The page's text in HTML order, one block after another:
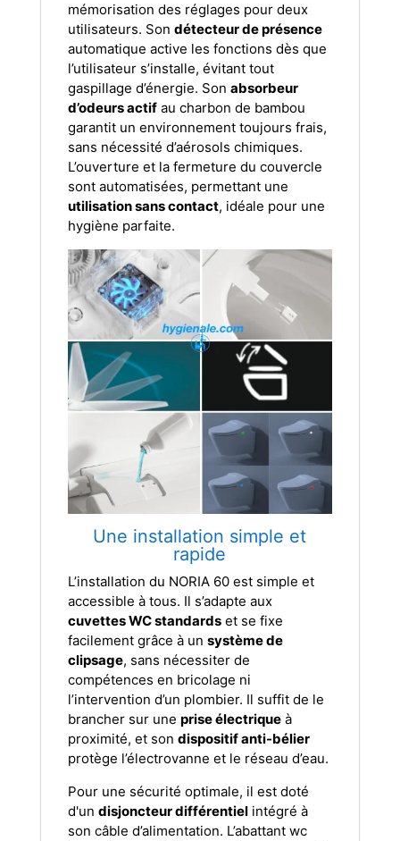
mémorisation des réglages pour deux
utilisateurs. Son détecteur de présence
automatique active les fonctions dès que
l’utilisateur s’installe, évitant tout
gaspillage d’énergie. Son absorbeur
d’odeurs actifau charbon de bambou
garantit un environnement toujours frais,
sans nécessité d’aérosols chimiques.
L’ouverture et la fermeture du couvercle
sont automatisées, permettant une
utilisation sans contact, idéale pour une
hygiène parfaite.
Une installation simple et
rapide
L’installation du NORIA 60 est simple et
accessible à tous. Il s’adapte aux
cuvettes WC standardset se fixe
facilement grâce à un système de
clipsage, sans nécessiter de
compétences en bricolage ni
l’intervention d’un plombier. Il suffit de le
brancher sur une prise électriqueà
proximité, et son dispositif anti-bélier
protège l’électrovanne et le réseau d’eau.
Pour une sécurité optimale, il est doté
d'un disjoncteur différentielintégré à
son câble d’alimentation. L’abattant wc